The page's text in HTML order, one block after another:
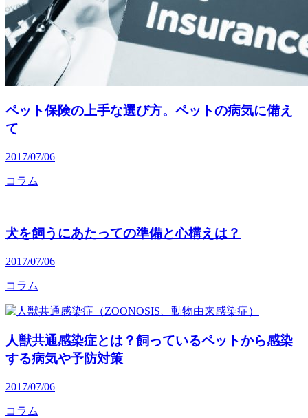
ペット保険の上手な選び方。ペットの病気に備え
て
2017/07/06
コラム
犬を飼うにあたっての準備と心構えは？
2017/07/06
コラム
人獣共通感染症とは？飼っているペットから感染
する病気や予防対策
2017/07/06
コラム